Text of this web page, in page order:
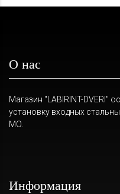
О нас
Магазин "LABIRINT-DVERI"
установку входных
МО.
Информация